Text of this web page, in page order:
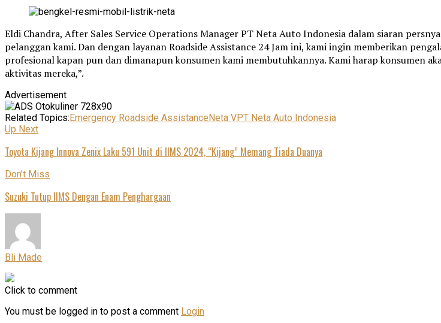
Eldi Chandra, After Sales Service Operations Manager PT Neta Auto Indonesia dalam siaran
pelanggan kami. Dan dengan layanan Roadside Assistance 24 Jam ini, kami ingin memberikan
profesional kapan pun dan dimanapun konsumen kami membutuhkannya. Kami harap konsumen
aktivitas mereka,”.
Advertisement
Related Topics:Emergency Roadside AssistanceNeta VPT Neta Auto Indonesia
Up Next
Toyota Kijang Innova Zenix Laku 591 Unit di IIMS 2024, “Kijang” Memang Tiada Duanya
Don't Miss
Suzuki Tutup IIMS Dengan Enam Penghargaan
Bli Made
Click to comment
You must be logged in to post a comment Login